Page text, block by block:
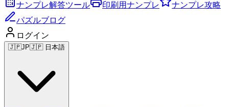
ナンプレ解答ツール 印刷用ナンプレ
ナンプレ攻略
パズルブログ
ログイン
🇯🇵JP🇯🇵 日本語